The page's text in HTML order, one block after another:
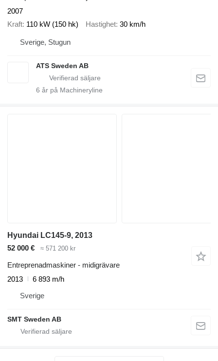
2007
Kraft 110 kW (150 hk) Hastighet 30 km/h
Sverige, Stugun
ATS Sweden AB
6 år på Machineryline
Hyundai LC145-9, 2013
52 000 €
≈ 571 200 kr
Entreprenadmaskiner - midigrävare
2013
6 893 m/h
Sverige
SMT Sweden AB